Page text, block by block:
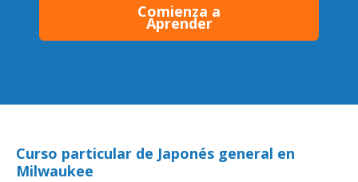
Comienza a
Aprender
Curso particular de Japonés general en
Milwaukee